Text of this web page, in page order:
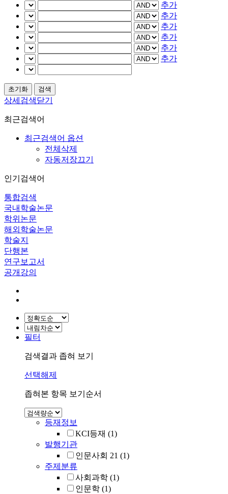
추가
추가
추가
추가
추가
추가
상세검색닫기
최근검색어
최근검색어 옵션
전체삭제
자동저장끄기
인기검색어
통합검색
국내학술논문
학위논문
해외학술논문
학술지
단행본
연구보고서
공개강의
필터
검색결과 좁혀 보기
선택해제
좁혀본 항목 보기순서
등재정보
KCI등재 (1)
발행기관
인문사회 21 (1)
주제분류
사회과학 (1)
인문학 (1)